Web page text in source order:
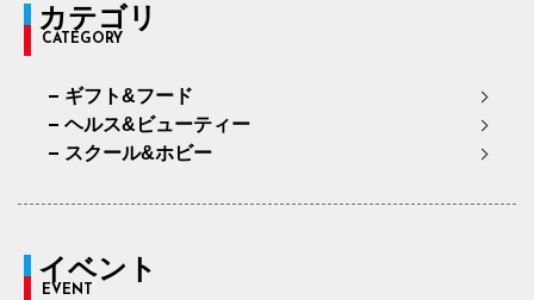
カテゴリ
CATEGORY
ギフト&フード
ヘルス&ビューティー
スクール&ホビー
イベント
EVENT